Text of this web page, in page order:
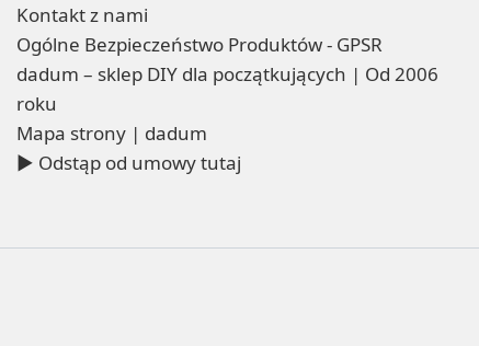
Kontakt z nami
Ogólne Bezpieczeństwo Produktów - GPSR
dadum – sklep DIY dla początkujących | Od 2006
roku
Mapa strony | dadum
▶ Odstąp od umowy tutaj